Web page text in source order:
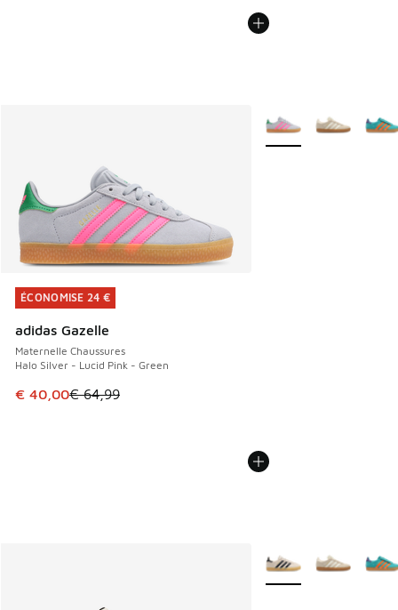
ÉCONOMISE 24 €
adidas Gazelle
Maternelle Chaussures
Halo Silver - Lucid Pink - Green
Cet article est en promotion. Prix en baisse de € 64,99 à
€ 40,00€ 64,99
ÉCONOMISE 24 €
Plus de couleurs
Plus de couleurs